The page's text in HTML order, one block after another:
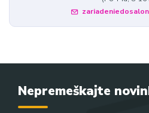
Nepremeškajte